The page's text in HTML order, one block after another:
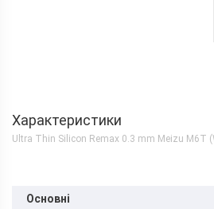
Характеристики
Ultra Thin Silicon Remax 0.3 mm Meizu M6T
Основні